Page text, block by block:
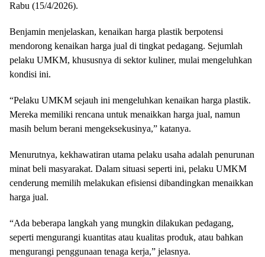
Rabu (15/4/2026).
Benjamin menjelaskan, kenaikan harga plastik berpotensi
mendorong kenaikan harga jual di tingkat pedagang. Sejumlah
pelaku UMKM, khususnya di sektor kuliner, mulai mengeluhkan
kondisi ini.
“Pelaku UMKM sejauh ini mengeluhkan kenaikan harga plastik.
Mereka memiliki rencana untuk menaikkan harga jual, namun
masih belum berani mengeksekusinya,” katanya.
Menurutnya, kekhawatiran utama pelaku usaha adalah penurunan
minat beli masyarakat. Dalam situasi seperti ini, pelaku UMKM
cenderung memilih melakukan efisiensi dibandingkan menaikkan
harga jual.
“Ada beberapa langkah yang mungkin dilakukan pedagang,
seperti mengurangi kuantitas atau kualitas produk, atau bahkan
mengurangi penggunaan tenaga kerja,” jelasnya.